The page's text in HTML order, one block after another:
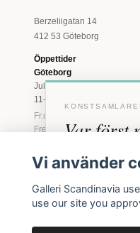
Berzeliigatan 14
412 53 Göteborg
Öppettider
Göteborg
Juli: Tis 11-18 · Lör
11-16
Fr.o.m. augusti: Tis-
Fre 11-18 · Lör 11-
Marstrand
2026
Tis-Fre 11-18 ·
Var först
anländer
inbjudningar till
offentligt.
Vi använder
Galleri Scandinavia
use our site you